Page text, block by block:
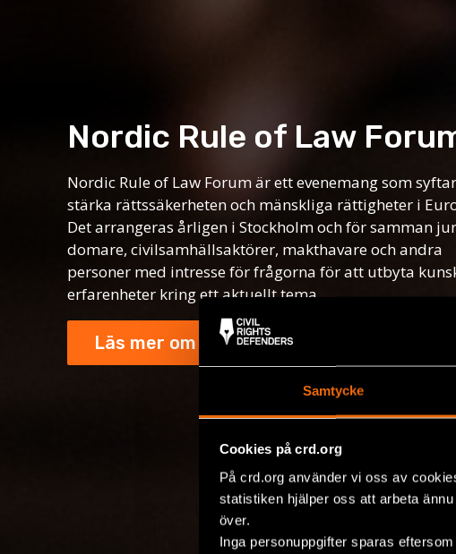
Samtycke
Cookies på crd.org
På crd.org använder vi oss av
statistiken hjälper oss att arbeta
över.
Inga personuppgifter sparas
Nordic Rule of Law
Nordic Rule of Law Forum är ett evenemang som
stärka rättssäkerheten och mänskliga rättigheter i
Det arrangeras årligen i Stockholm och för samman
domare, civilsamhällsaktörer, makthavare och andra
personer med intresse för frågorna för att utbyta
erfarenheter kring ett aktuellt tema.
Läs mer om förra årets evenemang